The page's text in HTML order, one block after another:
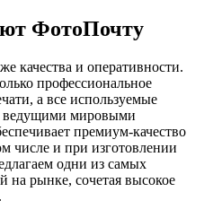
ФотоПочту
качества и оперативности.
профессиональное
а все используемые
ведущими мировыми
премиум-качество
числе и при изготовлении
одни из самых
на рынке, сочетая высокое